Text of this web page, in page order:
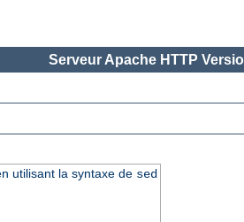
Serveur Apache HTTP
utilisant la syntaxe de sed